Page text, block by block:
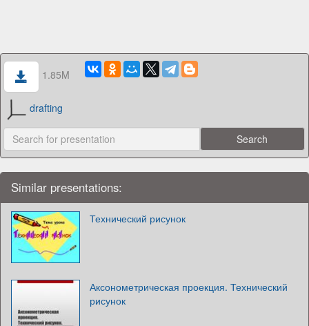
1.85M
drafting
Similar presentations:
Технический рисунок
Аксонометрическая проекция. Технический
рисунок